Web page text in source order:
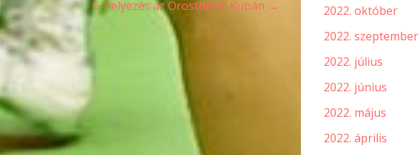
6. helyezés az Orostherm Kupán →
2022. október
2022. szeptember
2022. július
2022. június
2022. május
2022. április